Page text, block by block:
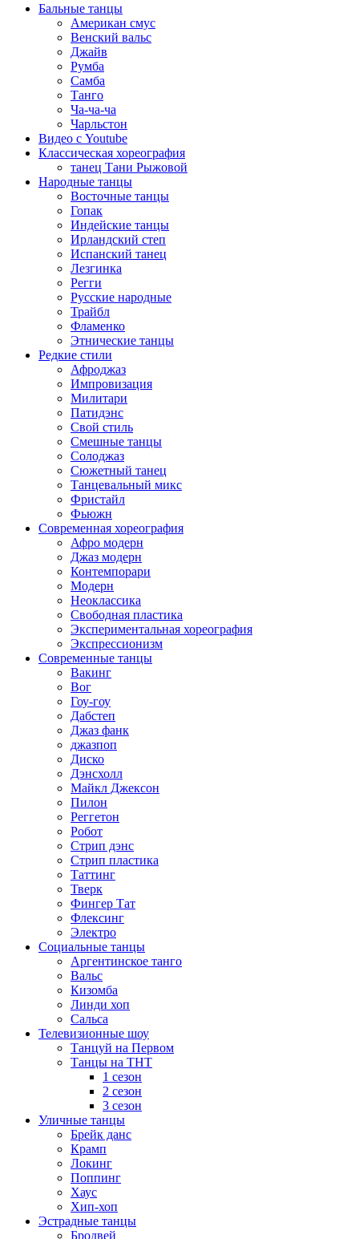
Бальные танцы
Американ смус
Венский вальс
Джайв
Румба
Самба
Танго
Ча-ча-ча
Чарльстон
Видео с Youtube
Классическая хореография
танец Тани Рыжовой
Народные танцы
Восточные танцы
Гопак
Индейские танцы
Ирландский степ
Испанский танец
Лезгинка
Регги
Русские народные
Трайбл
Фламенко
Этнические танцы
Редкие стили
Афроджаз
Импровизация
Милитари
Патидэнс
Свой стиль
Смешные танцы
Солоджаз
Сюжетный танец
Танцевальный микс
Фристайл
Фьюжн
Современная хореография
Афро модерн
Джаз модерн
Контемпорари
Модерн
Неоклассика
Свободная пластика
Экспериментальная хореография
Экспрессионизм
Современные танцы
Вакинг
Вог
Гоу-гоу
Дабстеп
Джаз фанк
джазпоп
Диско
Дэнсхолл
Майкл Джексон
Пилон
Реггетон
Робот
Стрип дэнс
Стрип пластика
Таттинг
Тверк
Фингер Тат
Флексинг
Электро
Социальные танцы
Аргентинское танго
Вальс
Кизомба
Линди хоп
Сальса
Телевизионные шоу
Танцуй на Первом
Танцы на ТНТ
1 сезон
2 сезон
3 сезон
Уличные танцы
Брейк данс
Крамп
Локинг
Поппинг
Хаус
Хип-хоп
Эстрадные танцы
Бродвей